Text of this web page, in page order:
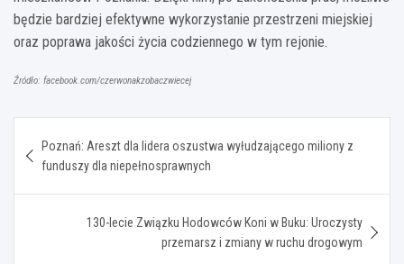
będzie bardziej efektywne wykorzystanie przestrzeni miejskiej
oraz poprawa jakości życia codziennego w tym rejonie.
Źródło: facebook.com/czerwonakzobaczwiecej
wpisu
Poznań: Areszt dla lidera oszustwa wyłudzającego miliony z
funduszy dla niepełnosprawnych
130-lecie Związku Hodowców Koni w Buku: Uroczysty
przemarsz i zmiany w ruchu drogowym